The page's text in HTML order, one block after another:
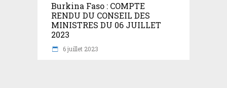
Burkina Faso : COMPTE
RENDU DU CONSEIL DES
MINISTRES DU 06 JUILLET
2023
6 juillet 2023